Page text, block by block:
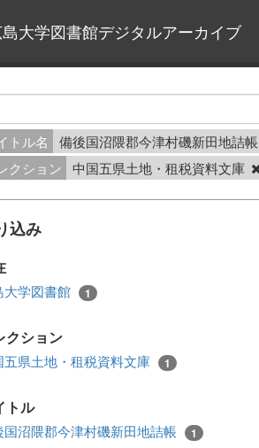
島大学図書館デジタルアーカイブ
トル名
備後国沼隈郡今津村磯新田地詰
クション
中国五県土地・租税資料文庫
込み
大学図書館 1
クション
五県土地・租税資料文庫 1
トル
国沼隈郡今津村磯新田地詰帳 1